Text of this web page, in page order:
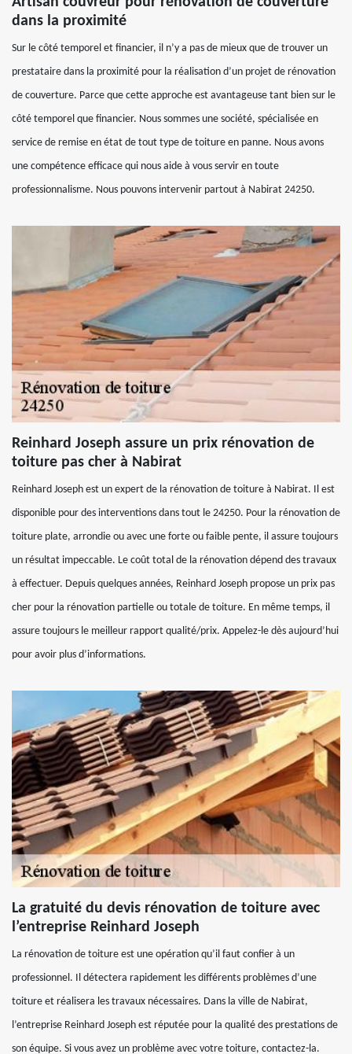
dans la proximité
Sur le côté temporel et financier, il n’y a pas de mieux que de trouver un
prestataire dans la proximité pour la réalisation d’un projet de rénovation
de couverture. Parce que cette approche est avantageuse tant bien sur le
côté temporel que financier. Nous sommes une société, spécialisée en
service de remise en état de tout type de toiture en panne. Nous avons
une compétence efficace qui nous aide à vous servir en toute
professionnalisme. Nous pouvons intervenir partout à Nabirat 24250.
Reinhard Joseph assure un prix rénovation de
toiture pas cher à Nabirat
Reinhard Joseph est un expert de la rénovation de toiture à Nabirat. Il est
disponible pour des interventions dans tout le 24250. Pour la rénovation de
toiture plate, arrondie ou avec une forte ou faible pente, il assure toujours
un résultat impeccable. Le coût total de la rénovation dépend des travaux
à effectuer. Depuis quelques années, Reinhard Joseph propose un prix pas
cher pour la rénovation partielle ou totale de toiture. En même temps, il
assure toujours le meilleur rapport qualité/prix. Appelez-le dès aujourd’hui
pour avoir plus d’informations.
La gratuité du devis rénovation de toiture avec
l’entreprise Reinhard Joseph
La rénovation de toiture est une opération qu’il faut confier à un
professionnel. Il détectera rapidement les différents problèmes d’une
toiture et réalisera les travaux nécessaires. Dans la ville de Nabirat,
l’entreprise Reinhard Joseph est réputée pour la qualité des prestations de
son équipe. Si vous avez un problème avec votre toiture, contactez-la.